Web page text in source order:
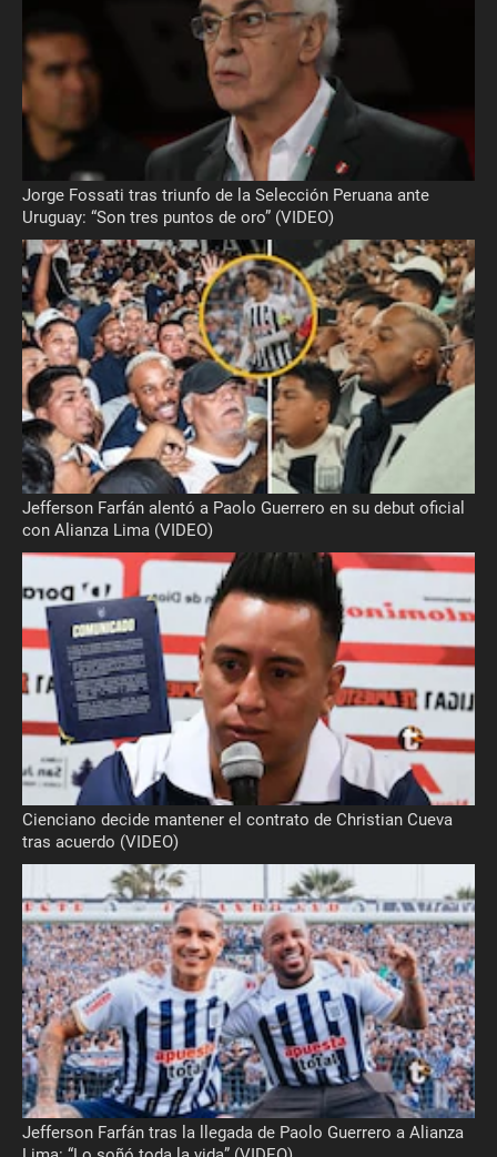
Jorge Fossati tras triunfo de la Selección Peruana ante
Uruguay: “Son tres puntos de oro” (VIDEO)
Jefferson Farfán alentó a Paolo Guerrero en su debut oficial
con Alianza Lima (VIDEO)
Cienciano decide mantener el contrato de Christian Cueva
tras acuerdo (VIDEO)
Jefferson Farfán tras la llegada de Paolo Guerrero a Alianza